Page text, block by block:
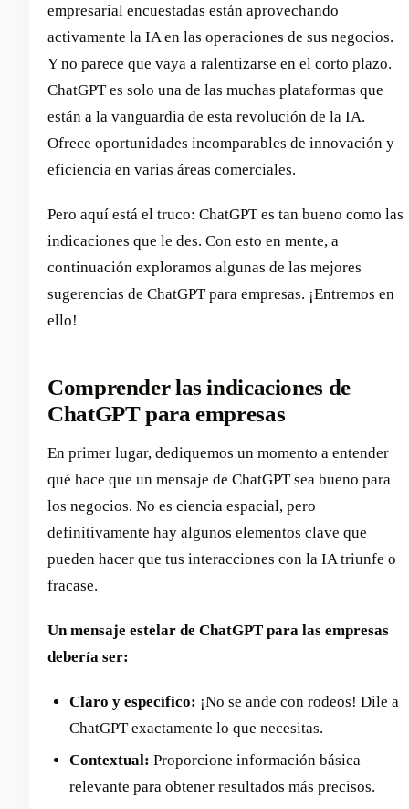
empresarial encuestadas están aprovechando
activamente la IA en las operaciones de sus negocios.
Y no parece que vaya a ralentizarse en el corto plazo.
ChatGPT es solo una de las muchas plataformas que
están a la vanguardia de esta revolución de la IA.
Ofrece oportunidades incomparables de innovación y
eficiencia en varias áreas comerciales.
Pero aquí está el truco: ChatGPT es tan bueno como las
indicaciones que le des. Con esto en mente, a
continuación exploramos algunas de las mejores
sugerencias de ChatGPT para empresas. ¡Entremos en
ello!
Comprender las indicaciones de
ChatGPT para empresas
En primer lugar, dediquemos un momento a entender
qué hace que un mensaje de ChatGPT sea bueno para
los negocios. No es ciencia espacial, pero
definitivamente hay algunos elementos clave que
pueden hacer que tus interacciones con la IA triunfe o
fracase.
Un mensaje estelar de ChatGPT para las empresas
debería ser:
Claro y específico: ¡No se ande con rodeos! Dile a
ChatGPT exactamente lo que necesitas.
Contextual: Proporcione información básica
relevante para obtener resultados más precisos.